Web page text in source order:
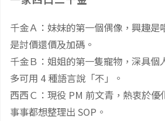
子
體
驗
泰
千金Ａ：妹妹的第一個偶像，興趣是
是討價還價及加碼。
千金Ｂ：姐姐的第一隻寵物，深具個
多可用 4 種語言說「不」。
西西Ｃ：現役 PM 前文青，熱衷於優
事事都想整理出 SOP。